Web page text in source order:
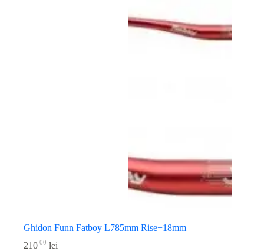
Ghidon Funn Fatboy L785mm Rise+18mm
210 00 lei